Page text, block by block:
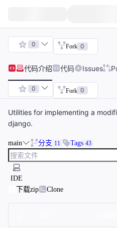
0 Fork 0
代码介绍 代码 Issues
0 Fork 0
Utilities for implementing a
django.
main 分支 11 Tags 43
IDE
下载zip
Clone